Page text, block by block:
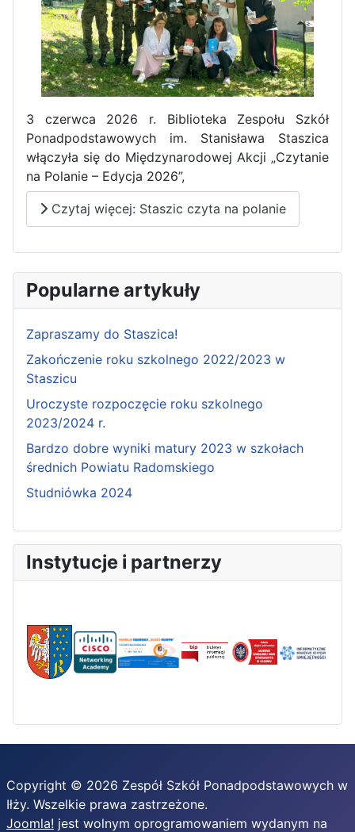
3 czerwca 2026 r. Biblioteka Zespołu Szkół
Ponadpodstawowych im. Stanisława Staszica
włączyła się do Międzynarodowej Akcji „Czytanie
na Polanie – Edycja 2026”,
Czytaj więcej: Staszic czyta na polanie
Popularne artykuły
Zapraszamy do Staszica!
Zakończenie roku szkolnego 2022/2023 w
Staszicu
Uroczyste rozpoczęcie roku szkolnego
2023/2024 r.
Bardzo dobre wyniki matury 2023 w szkołach
średnich Powiatu Radomskiego
Studniówka 2024
Instytucje i partnerzy
Copyright © 2026 Zespół Szkół Ponadpodstawowych w
Iłży. Wszelkie prawa zastrzeżone.
Joomla! jest wolnym oprogramowaniem wydanym na